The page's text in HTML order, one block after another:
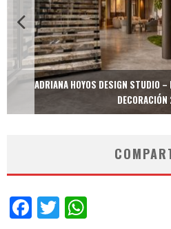
ADRIANA HOYOS DESIGN STUDIO
Facebook
Twitter